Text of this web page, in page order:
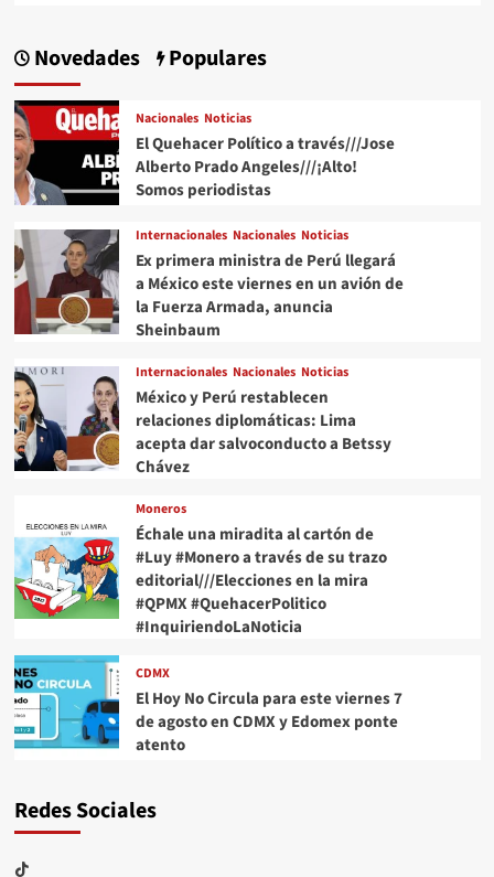
Novedades Populares
Nacionales Noticias
El Quehacer Político a través///Jose
Alberto Prado Angeles///¡Alto!
Somos periodistas
Internacionales Nacionales Noticias
Ex primera ministra de Perú llegará
a México este viernes en un avión de
la Fuerza Armada, anuncia
Sheinbaum
Internacionales Nacionales Noticias
México y Perú restablecen
relaciones diplomáticas: Lima
acepta dar salvoconducto a Betssy
Chávez
Moneros
Échale una miradita al cartón de
#Luy #Monero a través de su trazo
editorial///Elecciones en la mira
#QPMX #QuehacerPolitico
#InquiriendoLaNoticia
CDMX
El Hoy No Circula para este viernes 7
de agosto en CDMX y Edomex ponte
atento
Redes Sociales
TikTok